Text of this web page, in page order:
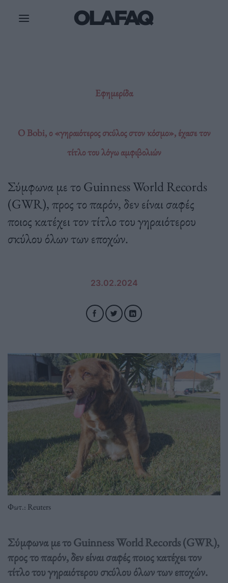
Εφημερίδα
Ο Bobi, ο «γηραιότερος σκύλος στον κόσμο», έχασε τον
τίτλο του λόγω αμφιβολιών
Σύμφωνα με το Guinness World Records
(GWR), προς το παρόν, δεν είναι σαφές
ποιος κατέχει τον τίτλο του γηραιότερου
σκύλου όλων των εποχών.
23.02.2024
Φωτ.: Reuters
Σύμφωνα με το Guinness World Records (GWR),
προς το παρόν, δεν είναι σαφές ποιος κατέχει τον
τίτλο του γηραιότερου σκύλου όλων των εποχών.